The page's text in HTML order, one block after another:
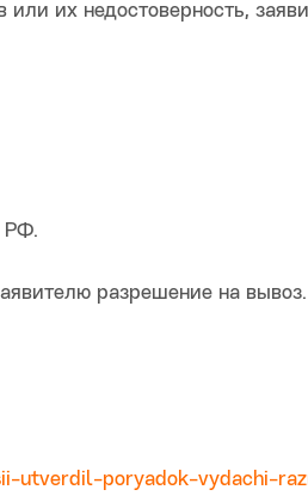
их недостоверность,
РФ.
разрешение на вывоз.
utverdil-poryadok-vydachi-